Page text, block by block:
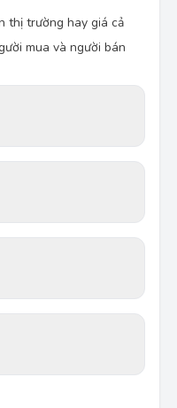
thị trường hay giá cả
mua và người bán